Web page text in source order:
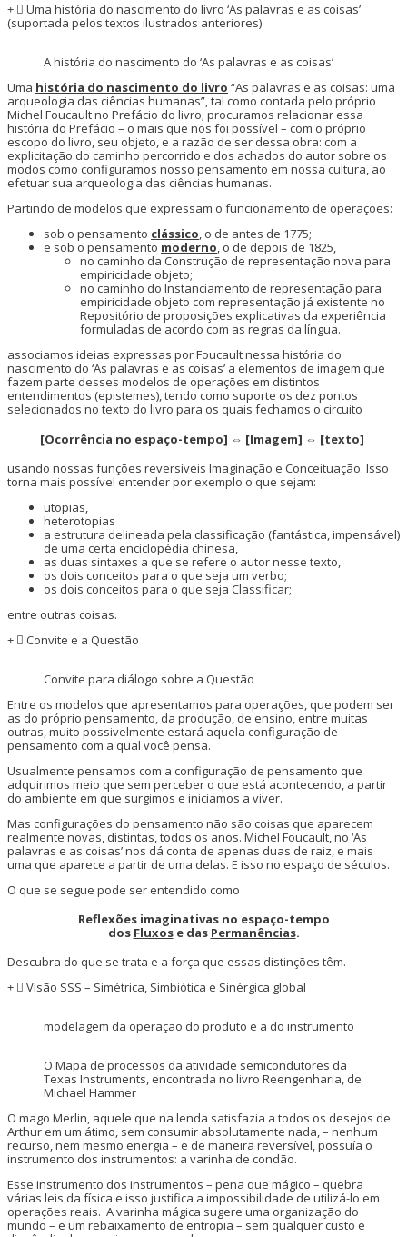
Uma história do nascimento do livro ‘As palavras e as coisas’
(suportada pelos textos ilustrados anteriores)
A história do nascimento do ‘As palavras e as coisas’
Uma história do nascimento do livro “As palavras e as coisas: uma
arqueologia das ciências humanas”, tal como contada pelo próprio
Michel Foucault no Prefácio do livro; procuramos relacionar essa
história do Prefácio – o mais que nos foi possível – com o próprio
escopo do livro, seu objeto, e a razão de ser dessa obra: com a
explicitação do caminho percorrido e dos achados do autor sobre os
modos como configuramos nosso pensamento em nossa cultura, ao
efetuar sua arqueologia das ciências humanas.
Partindo de modelos que expressam o funcionamento de operações:
sob o pensamento clássico, o de antes de 1775;
e sob o pensamento moderno, o de depois de 1825,
no caminho da Construção de representação nova para
empiricidade objeto;
no caminho do Instanciamento de representação para
empiricidade objeto com representação já existente no
Repositório de proposições explicativas da experiência
formuladas de acordo com as regras da língua.
associamos ideias expressas por Foucault nessa história do
nascimento do ‘As palavras e as coisas’ a elementos de imagem que
fazem parte desses modelos de operações em distintos
entendimentos (epistemes), tendo como suporte os dez pontos
selecionados no texto do livro para os quais fechamos o circuito
[Ocorrência no espaço-tempo] ⇔ [Imagem] ⇔ [texto]
usando nossas funções reversíveis Imaginação e Conceituação. Isso
torna mais possível entender por exemplo o que sejam:
utopias,
heterotopias
a estrutura delineada pela classificação (fantástica, impensável)
de uma certa enciclopédia chinesa,
as duas sintaxes a que se refere o autor nesse texto,
os dois conceitos para o que seja um verbo;
os dois conceitos para o que seja Classificar;
entre outras coisas.
Convite e a Questão
Convite para diálogo sobre a Questão
Entre os modelos que apresentamos para operações, que podem ser
as do próprio pensamento, da produção, de ensino, entre muitas
outras, muito possivelmente estará aquela configuração de
pensamento com a qual você pensa.
Usualmente pensamos com a configuração de pensamento que
adquirimos meio que sem perceber o que está acontecendo, a partir
do ambiente em que surgimos e iniciamos a viver.
Mas configurações do pensamento não são coisas que aparecem
realmente novas, distintas, todos os anos. Michel Foucault, no ‘As
palavras e as coisas’ nos dá conta de apenas duas de raiz, e mais
uma que aparece a partir de uma delas. E isso no espaço de séculos.
O que se segue pode ser entendido como
Reflexões imaginativas no espaço-tempo
dos Fluxose das Permanências.
Descubra do que se trata e a força que essas distinções têm.
Visão SSS – Simétrica, Simbiótica e Sinérgica global
modelagem da operação do produto e a do instrumento
O Mapa de processos da atividade semicondutores da
Texas Instruments, encontrada no livro Reengenharia, de
Michael Hammer
O mago Merlin, aquele que na lenda satisfazia a todos os desejos de
Arthur em um átimo, sem consumir absolutamente nada, – nenhum
recurso, nem mesmo energia – e de maneira reversível, possuía o
instrumento dos instrumentos: a varinha de condão.
Esse instrumento dos instrumentos – pena que mágico – quebra
várias leis da física e isso justifica a impossibilidade de utilizá-lo em
operações reais. A varinha mágica sugere uma organização do
mundo – e um rebaixamento de entropia – sem qualquer custo e